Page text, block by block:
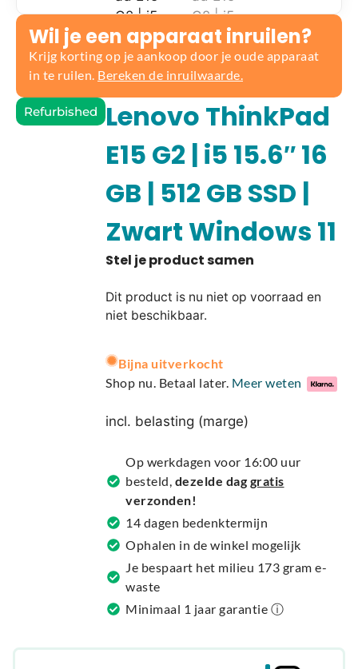
Wil je een apparaat inruilen?
Krijg korting op je aankoop door je oude apparaat
in te ruilen. Bereken de inruilwaarde.
Refurbished
Lenovo ThinkPad
E15 G2 | i5 15.6″ 16
GB | 512 GB SSD |
Zwart Windows 11
Dit product is nu niet op voorraad en
niet beschikbaar.
A
t
e
a
v
e
:
Bijna uitverkocht
Shop nu. Betaal later. Meer weten
incl. belasting (marge)
Op werkdagen voor 16:00 uur
besteld, dezelde dag gratis
verzonden!
14 dagen bedenktermijn
Ophalen in de winkel mogelijk
Je bespaart het milieu 173 gram e-
waste
Minimaal 1 jaar garantie ⓘ